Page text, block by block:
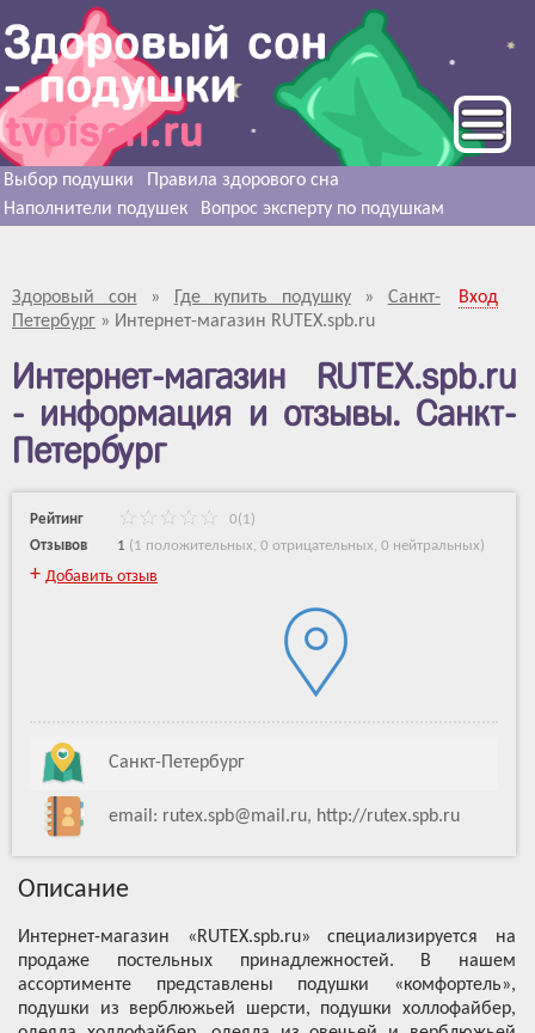
Выбор подушки
Правила здорового сна
Наполнители подушек
Вопрос эксперту по подушкам
Здоровый сон » Где купить подушку» Санкт-
Петербург » Интернет-магазин RUTEX.spb.ru
Вход
Интернет-магазин RUTEX.spb.ru
- информация и отзывы. Санкт-
Петербург
Рейтинг
0(1)
Отзывов
1 (1 положительных, 0 отрицательных, 0 нейтральных)
+ Добавить отзыв
Санкт-Петербург
email: rutex.spb@mail.ru, http://rutex.spb.ru
Описание
Интернет-магазин «RUTEX.spb.ru» специализируется на
продаже постельных принадлежностей. В нашем
ассортименте представлены подушки «комфортель»,
подушки из верблюжьей шерсти, подушки холлофайбер,